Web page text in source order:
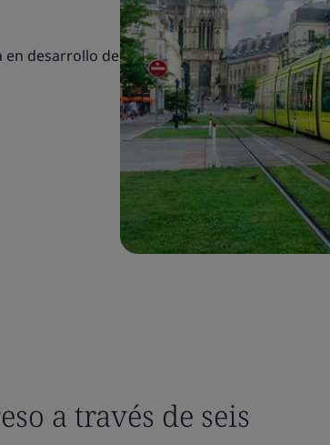
lograr un